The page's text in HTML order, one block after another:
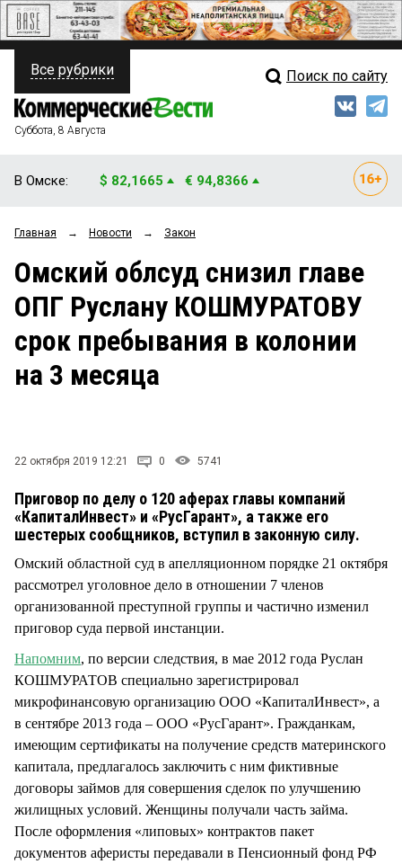
ПОЛИТИКА
ФИНАНСЫ
ОБЩЕСТВО
ЗАКОН
НОВОСТИ КОМПАНИЙ
ПРОИСШЕСТВИЯ
Свежий выпуск
Рейтинги
Блоги
Архив
Все рубрики Поиск по сайту
Суббота, 8 Августа
В Омске: $ 82,1665 € 94,8366
Главная → Новости → Закон
Омский облсуд снизил главе
ОПГ Руслану КОШМУРАТОВУ
срок пребывания в колонии
на 3 месяца
22 октября 2019 12:21 0 5741
Приговор по делу о 120 аферах главы компаний
«КапиталИнвест» и «РусГарант», а также его
шестерых сообщников, вступил в законную силу.
Омский областной суд в апелляционном порядке 21 октября
рассмотрел уголовное дело в отношении 7 членов
организованной преступной группы и частично изменил
приговор суда первой инстанции.
Напомним, по версии следствия, в мае 2012 года Руслан
КОШМУРАТОВ специально зарегистрировал
микрофинансовую организацию ООО «КапиталИнвест», а
в сентябре 2013 года – ООО «РусГарант». Гражданкам,
имеющим сертификаты на получение средств материнского
капитала, предлагалось заключить с ним фиктивные
договоры займов для совершения сделок по улучшению
жилищных условий. Женщины получали часть займа.
После оформления «липовых» контрактов пакет
документов аферисты передавали в Пенсионный фонд РФ